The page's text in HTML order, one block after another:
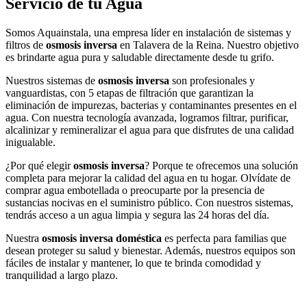
Servicio de tu Agua
Somos Aquainstala, una empresa líder en instalación de sistemas y
filtros de osmosis inversa en Talavera de la Reina. Nuestro objetivo
es brindarte agua pura y saludable directamente desde tu grifo.
Nuestros sistemas de osmosis inversa son profesionales y
vanguardistas, con 5 etapas de filtración que garantizan la
eliminación de impurezas, bacterias y contaminantes presentes en el
agua. Con nuestra tecnología avanzada, logramos filtrar, purificar,
alcalinizar y remineralizar el agua para que disfrutes de una calidad
inigualable.
¿Por qué elegirosmosis inversa? Porque te ofrecemos una solución
completa para mejorar la calidad del agua en tu hogar. Olvídate de
comprar agua embotellada o preocuparte por la presencia de
sustancias nocivas en el suministro público. Con nuestros sistemas,
tendrás acceso a un agua limpia y segura las 24 horas del día.
Nuestra osmosis inversa doméstica es perfecta para familias que
desean proteger su salud y bienestar. Además, nuestros equipos son
fáciles de instalar y mantener, lo que te brinda comodidad y
tranquilidad a largo plazo.